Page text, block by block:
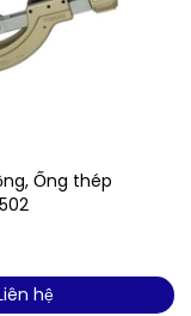
Ống thép
hệ